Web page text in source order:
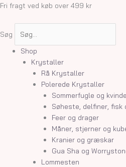
Gå
Fri fragt ved køb over 499 kr
Søg
Shop
Krystaller
Rå Krystaller
Polerede Krystaller
Sommerfugle og
Søheste, delfiner, fisk
Feer og drager
Måner, stjerner og
Kranier og græskar
Gua Sha og
Lommesten